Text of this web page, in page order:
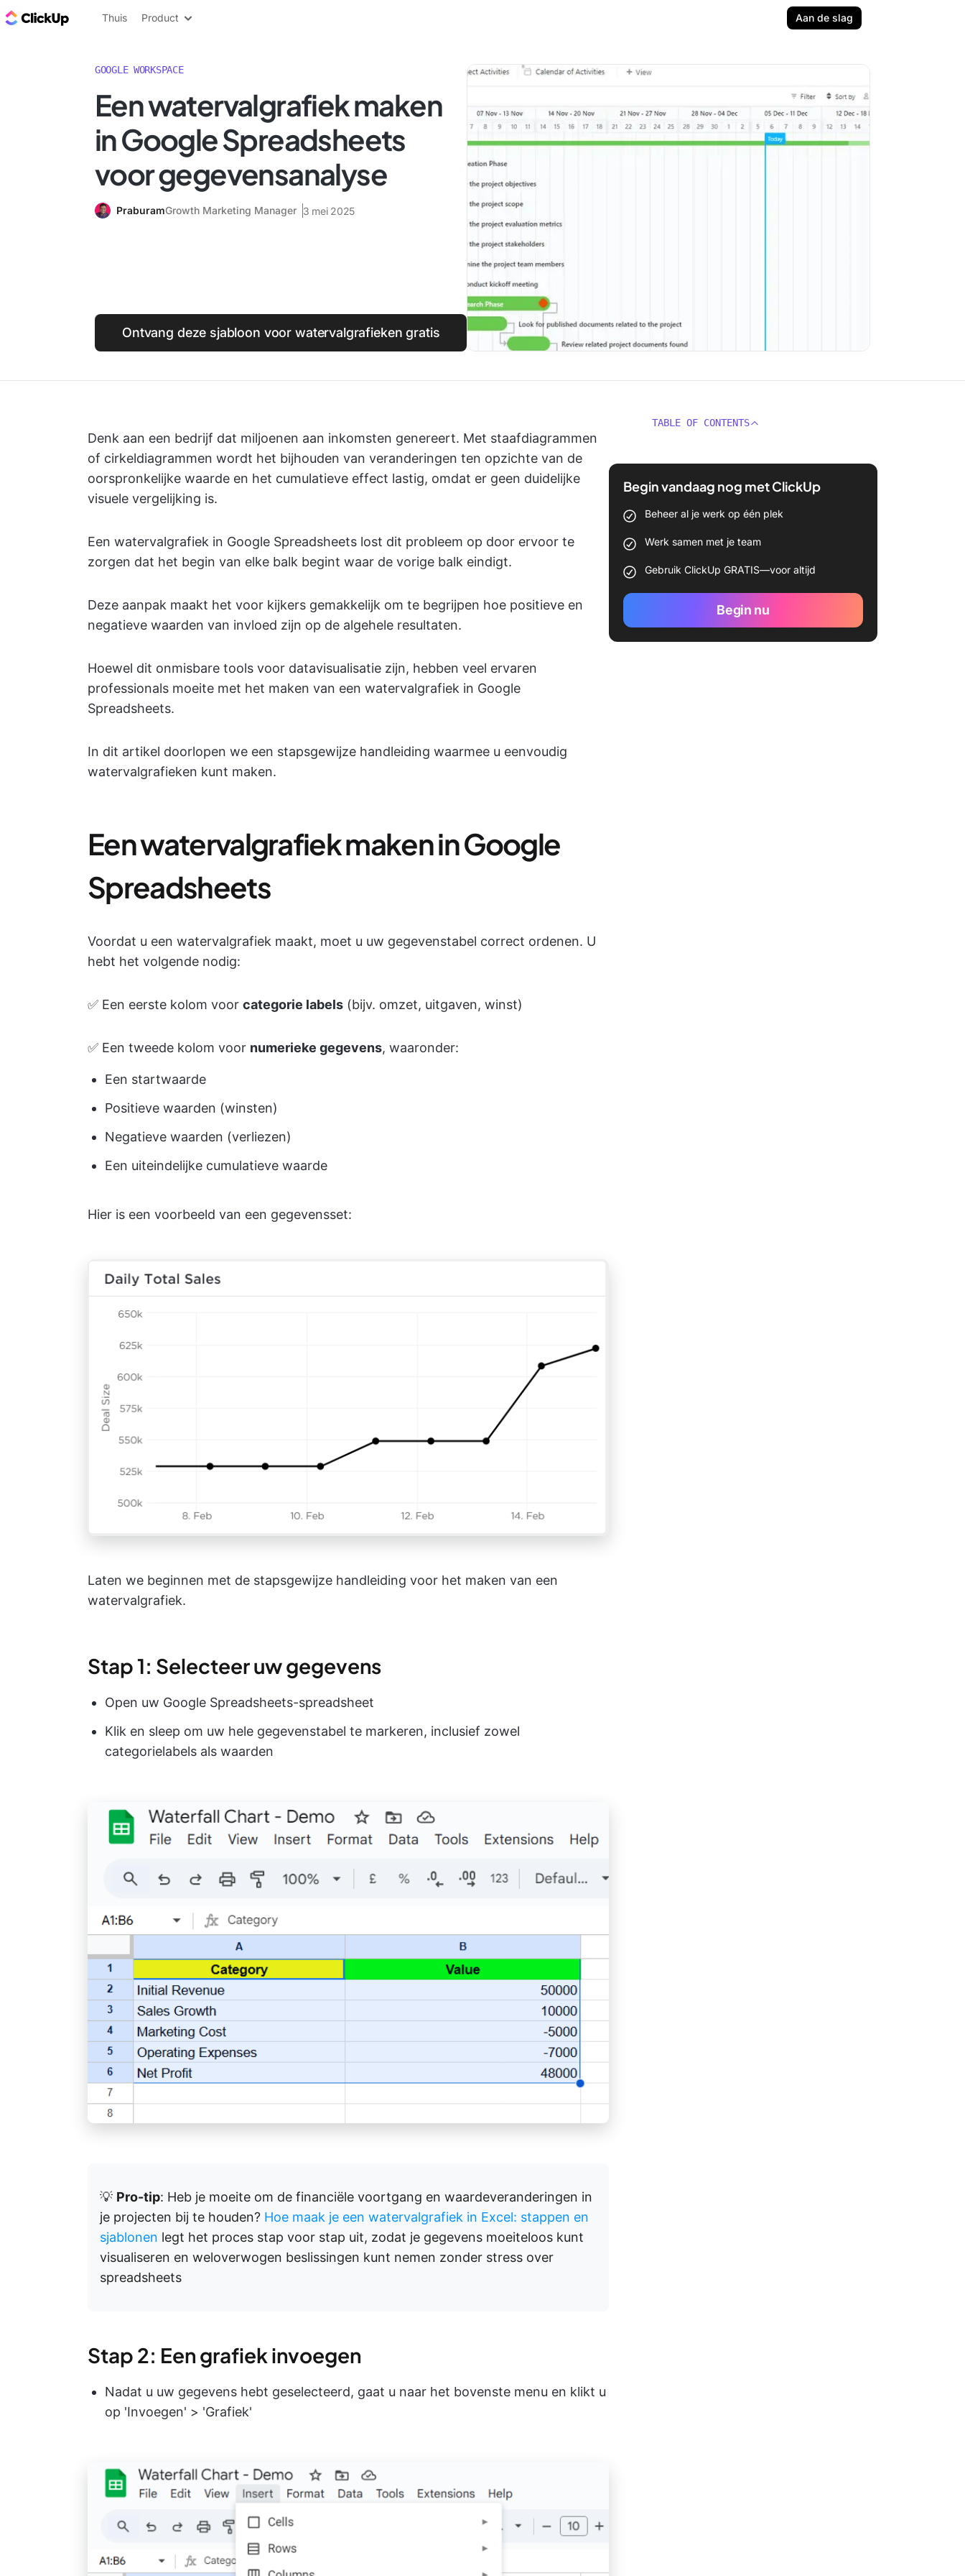
ClickUp Blog
Thuis Product Aan de slag
GOOGLE WORKSPACE
Een watervalgrafiek maken
in Google Spreadsheets
voor gegevensanalyse
PraburamGrowth Marketing Manager 3 mei 2025
Ontvang deze sjabloon voor watervalgrafieken gratis
Denk aan een bedrijf dat miljoenen aan inkomsten genereert. Met staafdiagrammen
of cirkeldiagrammen wordt het bijhouden van veranderingen ten opzichte van de
oorspronkelijke waarde en het cumulatieve effect lastig, omdat er geen duidelijke
visuele vergelijking is.
Een watervalgrafiek in Google Spreadsheets lost dit probleem op door ervoor te
zorgen dat het begin van elke balk begint waar de vorige balk eindigt.
Deze aanpak maakt het voor kijkers gemakkelijk om te begrijpen hoe positieve en
negatieve waarden van invloed zijn op de algehele resultaten.
Hoewel dit onmisbare tools voor datavisualisatie zijn, hebben veel ervaren
professionals moeite met het maken van een watervalgrafiek in Google
Spreadsheets.
In dit artikel doorlopen we een stapsgewijze handleiding waarmee u eenvoudig
watervalgrafieken kunt maken.
Een watervalgrafiek maken in Google
Spreadsheets
Voordat u een watervalgrafiek maakt, moet u uw gegevenstabel correct ordenen. U
hebt het volgende nodig:
✅ Een eerste kolom voor categorie labels (bijv. omzet, uitgaven, winst)
✅ Een tweede kolom voor numerieke gegevens, waaronder:
Een startwaarde
Positieve waarden (winsten)
Negatieve waarden (verliezen)
Een uiteindelijke cumulatieve waarde
Hier is een voorbeeld van een gegevensset:
Laten we beginnen met de stapsgewijze handleiding voor het maken van een
watervalgrafiek.
Stap 1: Selecteer uw gegevens
Open uw Google Spreadsheets-spreadsheet
Klik en sleep om uw hele gegevenstabel te markeren, inclusief zowel
categorielabels als waarden
💡 Pro-tip: Heb je moeite om de financiële voortgang en waardeveranderingen in
je projecten bij te houden? Hoe maak je een watervalgrafiek in Excel: stappen en
sjablonen legt het proces stap voor stap uit, zodat je gegevens moeiteloos kunt
visualiseren en weloverwogen beslissingen kunt nemen zonder stress over
spreadsheets
Stap 2: Een grafiek invoegen
Nadat u uw gegevens hebt geselecteerd, gaat u naar het bovenste menu en klikt u
op 'Invoegen' > 'Grafiek'
TABLE OF CONTENTS
Begin vandaag nog met ClickUp
Beheer al je werk op één plek
Werk samen met je team
Gebruik ClickUp GRATIS—voor altijd
Begin nu